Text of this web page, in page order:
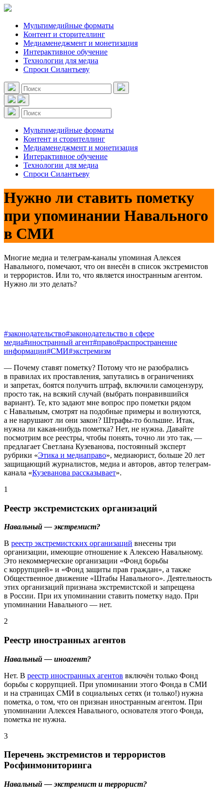
Мультимедийные форматы
Контент и сторителлинг
Медиаменеджмент и монетизация
Интерактивное обучение
Технологии для медиа
Спроси Силантьеву
Мультимедийные форматы
Контент и сторителлинг
Медиаменеджмент и монетизация
Интерактивное обучение
Технологии для медиа
Спроси Силантьеву
Нужно ли ставить пометку
при упоминании Навального
в СМИ
Многие медиа и телеграм-каналы упоминая Алексея
Навального, помечают, что он внесён в список экстремистов
и террористов. Или то, что является иностранным агентом.
Нужно ли это делать?
#законодательство#законодательство в сфере
медиа#иностранный агент#право#распространение
информации#СМИ#экстремизм
— Почему ставят пометку? Потому что не разобрались
в правилах их проставления, запутались в ограничениях
и запретах, боятся получить штраф, включили самоцензуру,
просто так, на всякий случай (выбрать понравившийся
вариант). Те, кто задают мне вопрос про пометки рядом
с Навальным, смотрят на подобные примеры и волнуются,
а не нарушают ли они закон? Штрафы-то большие. Итак,
нужна ли какая-нибудь пометка? Нет, не нужна. Давайте
посмотрим все реестры, чтобы понять, точно ли это так, —
предлагает Светлана Кузеванова, постоянный эксперт
рубрики «Этика и медиаправо», медиаюрист, больше 20 лет
защищающий журналистов, медиа и авторов, автор телеграм-
канала «Кузеванова рассказывает».
1
Реестр экстремистских организаций
Навальный — экстремист?
В реестр экстремистских организаций внесены три
организации, имеющие отношение к Алексею Навальному.
Это некоммерческие организации «Фонд борьбы
с коррупцией» и «Фонд защиты прав граждан», а также
Общественное движение «Штабы Навального». Деятельность
этих организаций признана экстремистской и запрещена
в России. При их упоминании ставить пометку надо. При
упоминании Навального — нет.
2
Реестр иностранных агентов
Навальный — иноагент?
Нет. В реестр иностранных агентов включён только Фонд
борьбы с коррупцией. При упоминании этого Фонда в СМИ
и на страницах СМИ в социальных сетях (и только!) нужна
пометка, о том, что он признан иностранным агентом. При
упоминании Алексея Навального, основателя этого Фонда,
пометка не нужна.
3
Перечень экстремистов и террористов
Росфинмониторинга
Навальный — экстремист и террорист?